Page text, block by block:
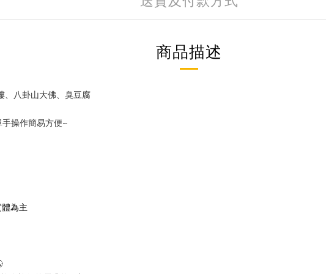
商品描述
、八卦山大佛、臭豆腐
操作簡易方便~
為主